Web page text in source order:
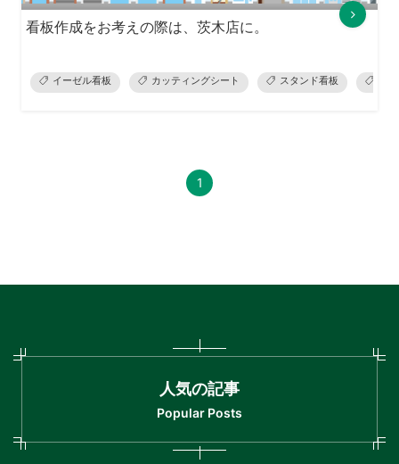
看板作成をお考えの際は、茨木店に。
イーゼル看板 カッティングシート スタンド看板
1
人気の記事
Popular Posts